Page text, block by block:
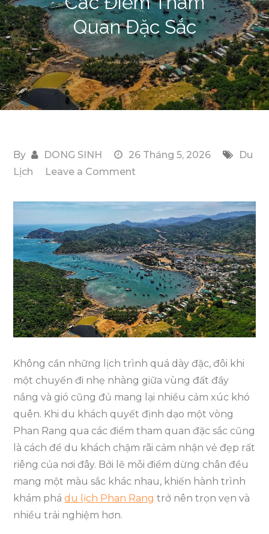
Quan Đặc Sắc
By DONG SINH 26 Tháng 5, 2026
Du
Lịch
Leave a Comment
Một
Vòng
Phan
Rang
Qua
Các
Điểm
Tham
Quan
Đặc
Sắc
Không cần những lịch trình quá dày đặc, đôi khi
một chuyến đi nhẹ nhàng giữa vùng đất đầy
nắng và gió cũng đủ mang lại nhiều cảm xúc khó
quên. Khi du khách quyết định dạo một vòng
Phan Rang qua các điểm tham quan đặc sắc cũng
là cách để du khách chậm rãi cảm nhận vẻ đẹp rất
riêng của nơi đây. Bởi lẽ mỗi điểm dừng chân đều
mang một màu sắc khác nhau, khiến hành trình
khám phádu lịch Phan Rang trở nên trọn vẹn và
nhiều trải nghiệm hơn.